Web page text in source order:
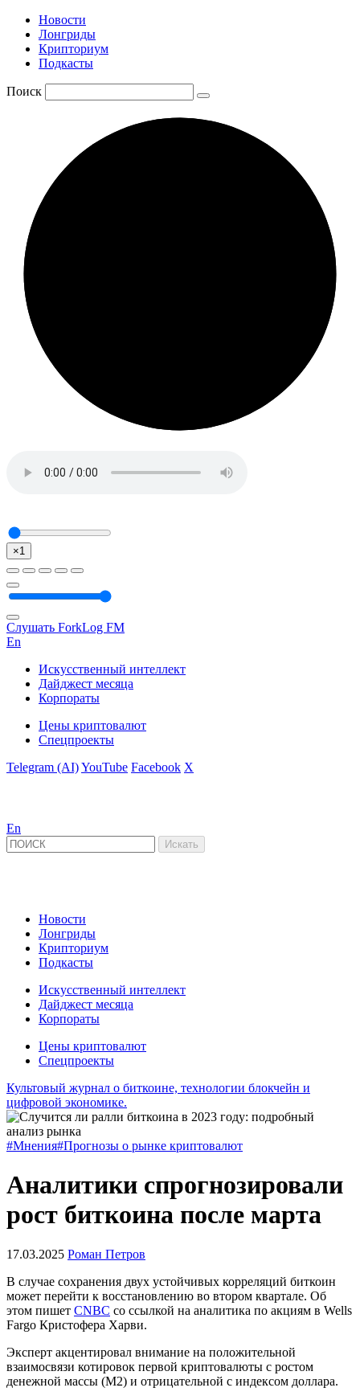
Новости
Лонгриды
Крипториум
Подкасты
Поиск
×1
Слушать ForkLog FM
En
Искусственный интеллект
Дайджест месяца
Корпораты
Цены криптовалют
Спецпроекты
Telegram (AI)YouTube Facebook X
En
Новости
Лонгриды
Крипториум
Подкасты
Искусственный интеллект
Дайджест месяца
Корпораты
Цены криптовалют
Спецпроекты
Культовый журнал о биткоине, технологии блокчейн и
цифровой экономике.
#Мнения#Прогнозы о рынке криптовалют
Аналитики спрогнозировали
рост биткоина после марта
17.03.2025 Роман Петров
В случае сохранения двух устойчивых корреляций биткоин
может перейти к восстановлению во втором квартале. Об
этом пишет CNBC со ссылкой на аналитика по акциям в Wells
Fargo Кристофера Харви.
Эксперт акцентировал внимание на положительной
взаимосвязи котировок первой криптовалюты с ростом
денежной массы (М2) и отрицательной с индексом доллара.